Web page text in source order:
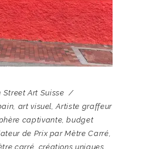
Street Art Suisse
, art visuel,Artiste graffeur
captivante,budget
de Prix par Mètre Carré,
carré, créations uniques,